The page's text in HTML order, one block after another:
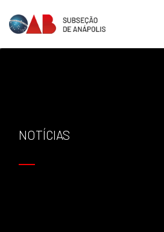
NOTÍCIAS